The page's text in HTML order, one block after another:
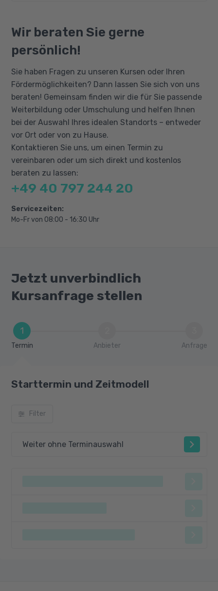
Geodatenbanken und Shapefiles
Webkarten
grundlegende Englischkenntnisse. Eine
Affinität zu Geografie, Mathematik und
digitalen Tools ist ratsam.
Qualifizierungschancengesetz
Berufliche Rehabilitation
Wir beraten Sie gerne
persönlich!
Sie haben Fragen zu unseren Kursen oder Ihren
Fördermöglichkeiten? Dann lassen Sie sich von uns
beraten! Gemeinsam finden wir die für Sie passende
Weiterbildung oder Umschulung und helfen Ihnen
bei der Auswahl Ihres idealen Standorts – entweder
vor Ort oder von zu Hause.
Kontaktieren Sie uns, um einen Termin zu
vereinbaren oder um sich direkt und kostenlos
beraten zu lassen:
+49 40 797 244 20
Servicezeiten:
Mo-Fr von 08:00 - 16:30 Uhr
Jetzt unverbindlich
Kursanfrage stellen
1
Termin Anbieter Anfrage
Starttermin und Zeitmodell
Filter
Weiter ohne Terminauswahl